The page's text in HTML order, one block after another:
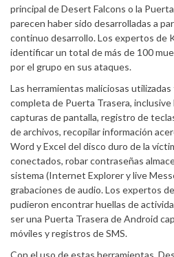
principal de Desert Falcons o la
parecen haber sido desarrolladas a
continuo desarrollo. Los expertos de
identificar un total de más de 100
por el grupo en sus ataques.
Las herramientas maliciosas
completa de Puerta Trasera, inclusive
capturas de pantalla, registro de
de archivos, recopilar información
Word y Excel del disco duro de la
conectados, robar contraseñas
sistema (Internet Explorer y live
grabaciones de audio. Los expertos
pudieron encontrar huellas de
ser una Puerta Trasera de Android
móviles y registros de SMS.
Con el uso de estas herramientas,